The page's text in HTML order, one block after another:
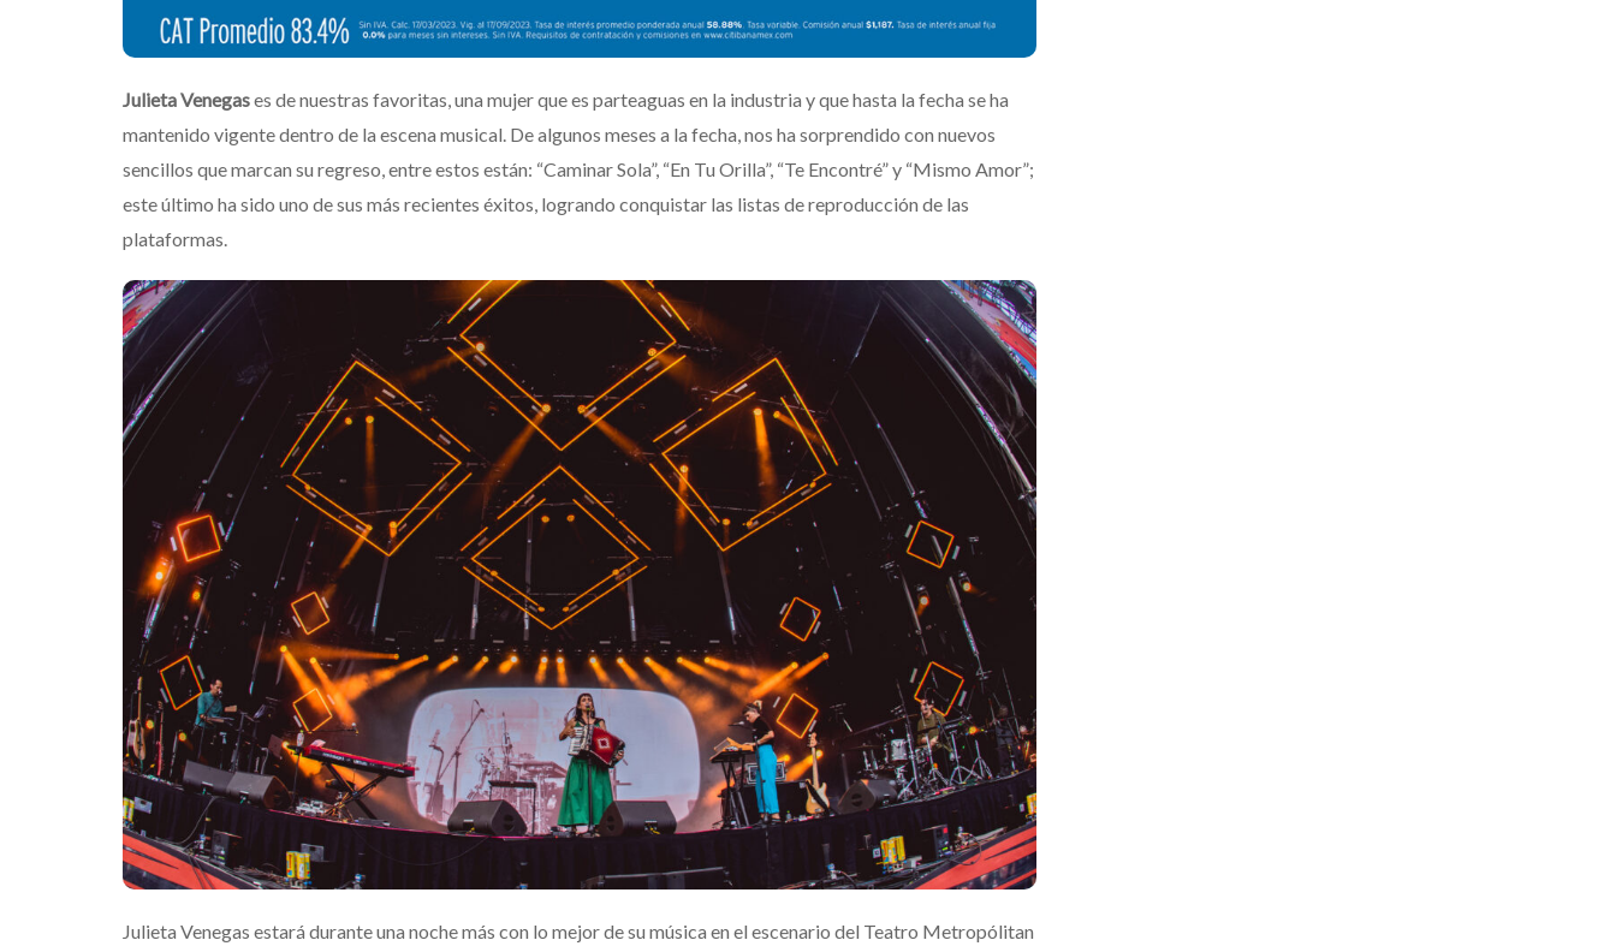
Julieta Venegases de nuestras favoritas, una mujer que es parteaguas en la industria y que hasta la fecha se ha
mantenido vigente dentro de la escena musical. De algunos meses a la fecha, nos ha sorprendido con nuevos
sencillos que marcan su regreso, entre estos están: “Caminar Sola”, “En Tu Orilla”, “Te Encontré” y “Mismo Amor”;
este último ha sido uno de sus más recientes éxitos, logrando conquistar las listas de reproducción de las
plataformas.
Julieta Venegas estará durante una noche más con lo mejor de su música en el escenario del Teatro Metropólitan